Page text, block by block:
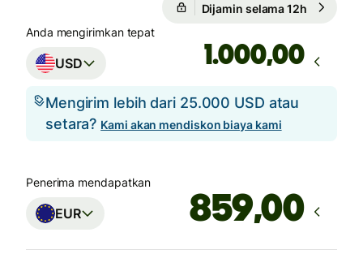
Dijamin selama 12h
Anda mengirimkan tepat
USD ,00
Mengirim lebih dari 25.000 USD atau
setara? Kami akan mendiskon biaya kami
Penerima mendapatkan
EUR ,00